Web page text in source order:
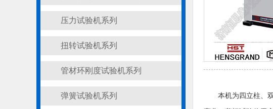
压力试验机系列
扭转试验机系列
管材环刚度试验机系列
弹簧试验机系列 本机为四立柱、